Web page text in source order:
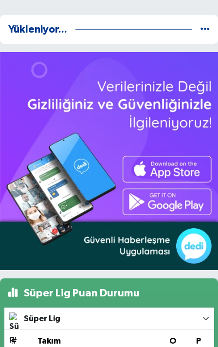
Yükleniyor...
Süper Lig Puan Durumu
Süper Lig
# Takım O P